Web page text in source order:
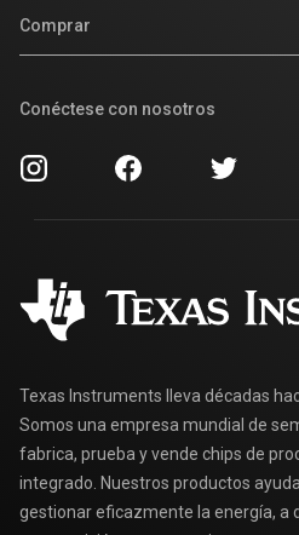
Relaciones con los inversionistas
Empaque
Calidad y confiabilidad
Programa universitario de TI
Preguntas frecuentes de MyTI
Comprar
Distribuidores autorizados
Conéctese con nosotros
Texas Instruments lleva décadas
Somos una empresa mundial de
fabrica, prueba y vende chips de
integrado. Nuestros productos
gestionar eficazmente la energía, a